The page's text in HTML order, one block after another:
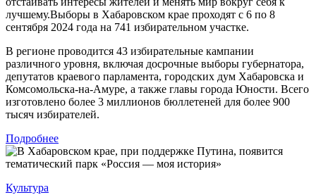
лучшему.Выборы в Хабаровском крае проходят с 6 по 8
сентября 2024 года на 741 избирательном участке.
В регионе проводится 43 избирательные кампании
различного уровня, включая досрочные выборы губернатора,
депутатов краевого парламента, городских дум Хабаровска и
Комсомольска-на-Амуре, а также главы города Юности. Всего
изготовлено более 3 миллионов бюллетеней для более 900
тысяч избирателей.
Подробнее
Культура